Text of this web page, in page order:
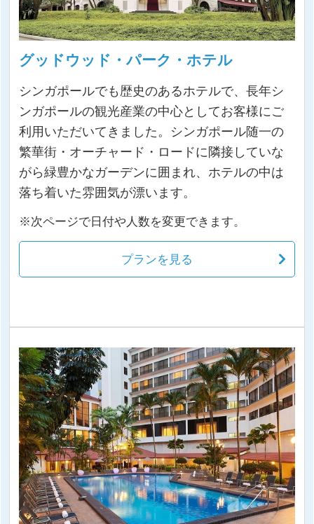
グッドウッド・パーク・ホテル
シンガポールでも歴史のあるホテルで、長年シ
ンガポールの観光産業の中心としてお客様にご
利用いただいてきました。シンガポール随一の
繁華街・オーチャード・ロードに隣接していな
がら緑豊かなガーデンに囲まれ、ホテルの中は
落ち着いた雰囲気が漂います。
※次ページで日付や人数を変更できます。
プランを見る